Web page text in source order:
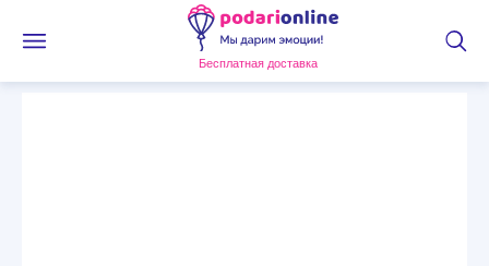
Бесплатная доставка